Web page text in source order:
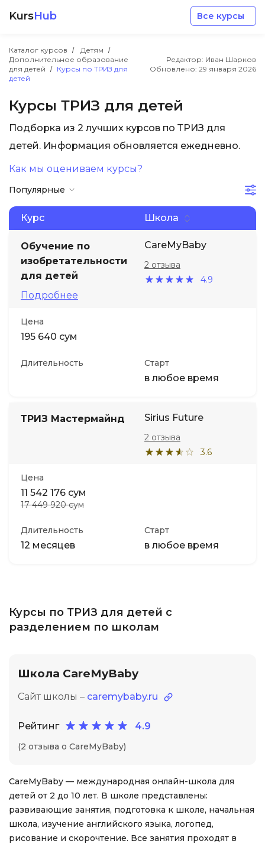
KursHub Все курсы
Каталог курсов
Детям
Дополнительное образование
для детей
Курсы по ТРИЗ для
детей
Редактор: Иван Шарков
Обновлено: 29 января 2026
Курсы ТРИЗ для детей
Подборка из 2 лучших курсов по ТРИЗ для
детей. Информация обновляется ежедневно.
Как мы оцениваем курсы?
Популярные
Курс Школа
Обучение по
изобретательности
для детей
Подробнее
CareMyBaby
4.9
2 отзыва
Цена
195 640 сум
Длительность Старт
в любое время
ТРИЗ Мастермайнд Sirius Future
3.6
2 отзыва
Цена
11 542 176 сум
17 449 920 сум
Длительность
12 месяцев
Старт
в любое время
Курсы по ТРИЗ для детей с
разделением по школам
Школа CareMyBaby
Сайт школы – caremybaby.ru
Рейтинг 4.9
(2 отзыва о CareMyBaby)
CareMyBaby — международная онлайн-школа для
детей от 2 до 10 лет. В школе представлены:
развивающие занятия, подготовка к школе, начальная
школа, изучение английского языка, логопед,
рисование и скорочтение. Все занятия проходят в
Разработка
Дизайн
Аналитика
Менеджмент
Иностранные языки
Soft Skills
ДПО
Акции и промокоды